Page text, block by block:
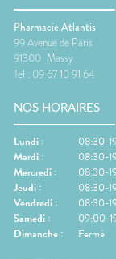
Pharmacie Atlantis
99 Avenue de Paris
91300 Massy
Tel : 09 67 10 91 64
NOS HORAIRES
Lundi :
08:30-
Mardi :
08:30-
Mercredi :
08:30-
Jeudi :
08:30-
Vendredi :
08:30-
Samedi :
09:00-
Dimanche : Fermé